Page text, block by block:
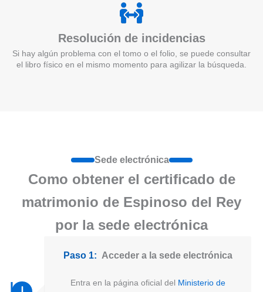
Resolución de incidencias
Si hay algún problema con el tomo o el folio, se puede consultar
el libro físico en el mismo momento para agilizar la búsqueda.
Sede electrónica
Como obtener el certificado de
matrimonio de Espinoso del Rey
por la sede electrónica
Paso 1: Acceder a la sede electrónica
Entra en la página oficial del Ministerio de